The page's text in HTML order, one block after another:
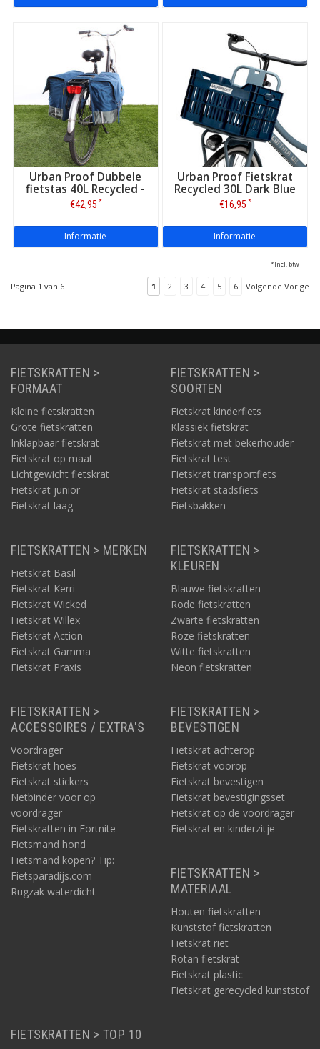
Urban Proof Dubbele
fietstas 40L Recycled -
Blauw/Groen
€42,95 *
Informatie
Urban Proof Fietskrat
Recycled 30L Dark Blue
€16,95 *
Informatie
*Incl. btw
Pagina 1 van 6 1 2 3 4 5 6 Volgende Vorige
FIETSKRATTEN >
FORMAAT
Kleine fietskratten
Grote fietskratten
Inklapbaar fietskrat
Fietskrat op maat
Lichtgewicht fietskrat
Fietskrat junior
Fietskrat laag
FIETSKRATTEN >
SOORTEN
Fietskrat kinderfiets
Klassiek fietskrat
Fietskrat met bekerhouder
Fietskrat test
Fietskrat transportfiets
Fietskrat stadsfiets
Fietsbakken
FIETSKRATTEN > MERKEN
Fietskrat Basil
Fietskrat Kerri
Fietskrat Wicked
Fietskrat Willex
Fietskrat Action
Fietskrat Gamma
Fietskrat Praxis
FIETSKRATTEN >
KLEUREN
Blauwe fietskratten
Rode fietskratten
Zwarte fietskratten
Roze fietskratten
Witte fietskratten
Neon fietskratten
FIETSKRATTEN >
ACCESSOIRES / EXTRA'S
Voordrager
Fietskrat hoes
Fietskrat stickers
Netbinder voor op
voordrager
Fietskratten in Fortnite
Fietsmand hond
Fietsmand kopen? Tip:
Fietsparadijs.com
Rugzak waterdicht
FIETSKRATTEN >
BEVESTIGEN
Fietskrat achterop
Fietskrat voorop
Fietskrat bevestigen
Fietskrat bevestigingsset
Fietskrat op de voordrager
Fietskrat en kinderzitje
FIETSKRATTEN >
MATERIAAL
Houten fietskratten
Kunststof fietskratten
Fietskrat riet
Rotan fietskrat
Fietskrat plastic
Fietskrat gerecycled kunststof
FIETSKRATTEN > TOP 10